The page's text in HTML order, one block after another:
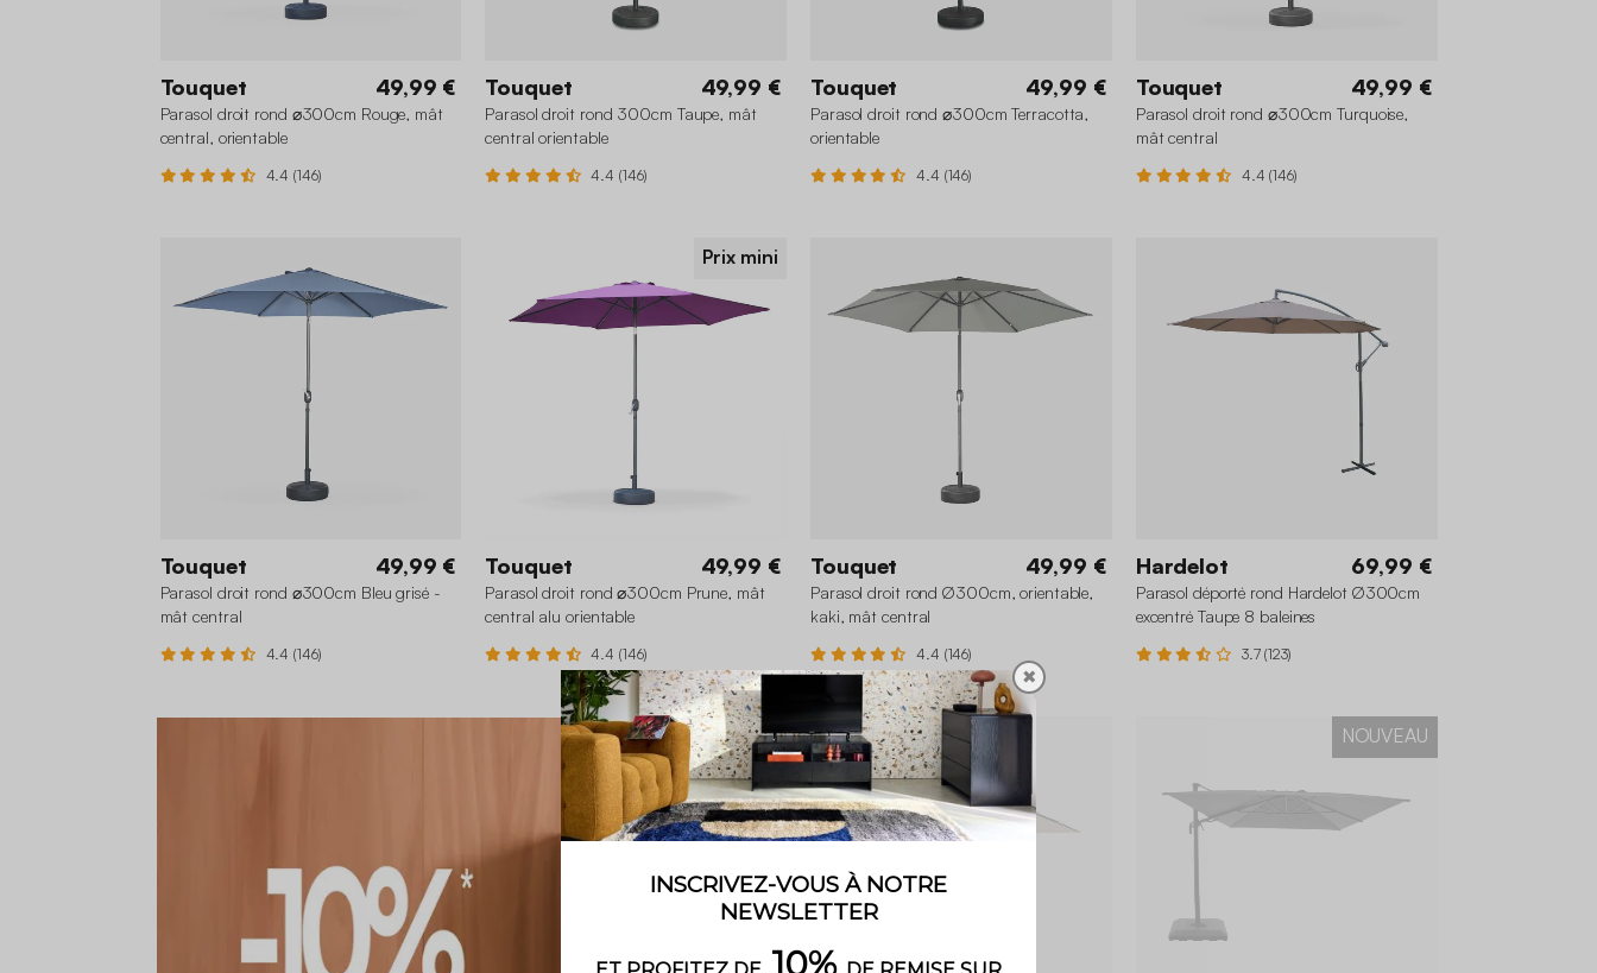
Touquet 49,99 €
Parasol droit rond ⌀300cm Rouge, mât
central, orientable
4.4 (146)
Touquet 49,99 €
Parasol droit rond 300cm Taupe, mât
central orientable
4.4 (146)
Touquet 49,99 €
Parasol droit rond ⌀300cm Terracotta,
orientable
4.4 (146)
Touquet 49,99 €
Parasol droit rond ⌀300cm Turquoise,
mât central
4.4 (146)
Touquet 49,99 €
Parasol droit rond ⌀300cm Bleu grisé -
mât central
4.4 (146)
Prix mini
Touquet 49,99 €
Parasol droit rond ⌀300cm Prune, mât
central alu orientable
4.4 (146)
Touquet 49,99 €
Parasol droit rond Ø300cm, orientable,
kaki, mât central
4.4 (146)
Hardelot 69,99 €
Parasol déporté rond Hardelot Ø300cm
excentré Taupe 8 baleines
3.7 (123)
NOUVEAU
✖